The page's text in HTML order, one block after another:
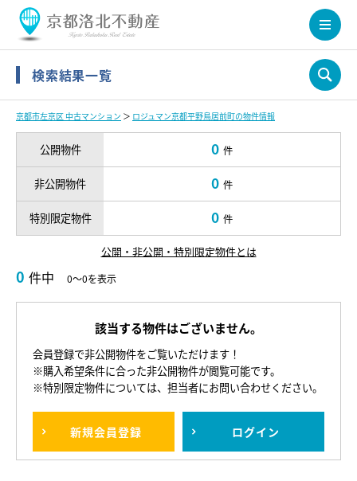
検索結果一覧
京都市左京区 中古マンション ＞ ロジュマン京都平野鳥居前町の物件情報
公開物件 0 件
非公開物件 0 件
特別限定物件 0 件
公開・非公開・特別限定物件とは
0 件中 0～0を表示
該当する物件はございません。
会員登録で非公開物件をご覧いただけます！
※購入希望条件に合った非公開物件が閲覧可能です。
※特別限定物件については、担当者にお問い合わせください。
新規会員登録 ログイン